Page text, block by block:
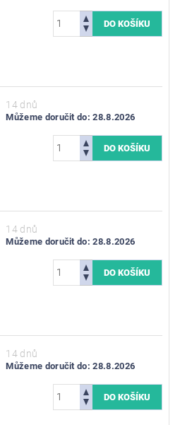
14 dnů
Můžeme doručit do: 28.8.2026
14 dnů
Můžeme doručit do: 28.8.2026
14 dnů
Můžeme doručit do: 28.8.2026